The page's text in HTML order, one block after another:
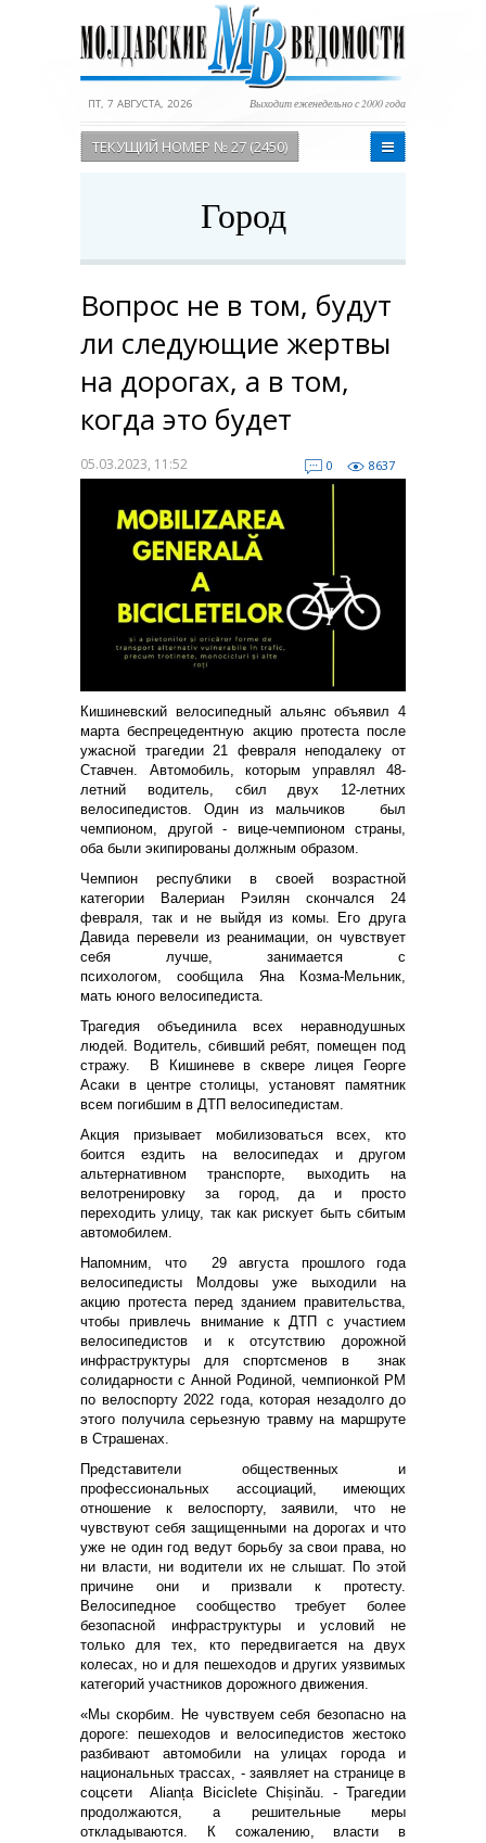
ПТ, 7 АВГУСТА, 2026 Выходит еженедельно с 2000 года
ТЕКУЩИЙ НОМЕР № 27 (2450)
Город
Вопрос не в том, будут
ли следующие жертвы
на дорогах, а в том,
когда это будет
05.03.2023, 11:52 0 8637
Кишиневский велосипедный альянс объявил 4
марта беспрецедентную акцию протеста после
ужасной трагедии 21 февраля неподалеку от
Ставчен. Автомобиль, которым управлял 48-
летний водитель, сбил двух 12-летних
велосипедистов. Один из мальчиков был
чемпионом, другой - вице-чемпионом страны,
оба были экипированы должным образом.
Чемпион республики в своей возрастной
категории Валериан Рэилян скончался 24
февраля, так и не выйдя из комы. Его друга
Давида перевели из реанимации, он чувствует
себя лучше, занимается с
психологом, сообщила Яна Козма-Мельник,
мать юного велосипедиста.
Трагедия объединила всех неравнодушных
людей. Водитель, сбивший ребят, помещен под
стражу. В Кишиневе в сквере лицея Георге
Асаки в центре столицы, установят памятник
всем погибшим в ДТП велосипедистам.
Акция призывает мобилизоваться всех, кто
боится ездить на велосипедах и другом
альтернативном транспорте, выходить на
велотренировку за город, да и просто
переходить улицу, так как рискует быть сбитым
автомобилем.
Напомним, что 29 августа прошлого года
велосипедисты Молдовы уже выходили на
акцию протеста перед зданием правительства,
чтобы привлечь внимание к ДТП с участием
велосипедистов и к отсутствию дорожной
инфраструктуры для спортсменов в знак
солидарности с Анной Родиной, чемпионкой РМ
по велоспорту 2022 года, которая незадолго до
этого получила серьезную травму на маршруте
в Страшенах.
Представители общественных и
профессиональных ассоциаций, имеющих
отношение к велоспорту, заявили, что не
чувствуют себя защищенными на дорогах и что
уже не один год ведут борьбу за свои права, но
ни власти, ни водители их не слышат. По этой
причине они и призвали к протесту.
Велосипедное сообщество требует более
безопасной инфраструктуры и условий не
только для тех, кто передвигается на двух
колесах, но и для пешеходов и других уязвимых
категорий участников дорожного движения.
«Мы скорбим. Не чувствуем себя безопасно на
дороге: пешеходов и велосипедистов жестоко
разбивают автомобили на улицах города и
национальных трассах, - заявляет на странице в
соцсети Alianța Biciclete Chișinău. - Трагедии
продолжаются, а решительные меры
откладываются. К сожалению, власти в